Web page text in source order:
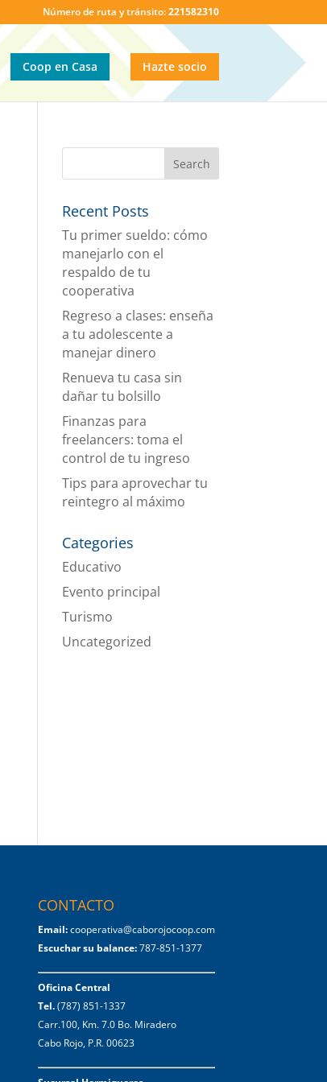
Número de ruta y tránsito:221582310
Coop en Casa Hazte socio
Recent Posts
Tu primer sueldo: cómo
manejarlo con el
respaldo de tu
cooperativa
Regreso a clases: enseña
a tu adolescente a
manejar dinero
Renueva tu casa sin
dañar tu bolsillo
Finanzas para
freelancers: toma el
control de tu ingreso
Tips para aprovechar tu
reintegro al máximo
Categories
Educativo
Evento principal
Turismo
Uncategorized
CONTACTO
Email:cooperativa@caborojocoop.com
Escuchar su balance:787-851-1377
Oficina Central
Tel.(787) 851-1337
Carr.100, Km. 7.0 Bo. Miradero
Cabo Rojo, P.R. 00623